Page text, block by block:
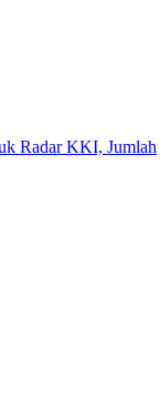
Radar KKI, Jumlah